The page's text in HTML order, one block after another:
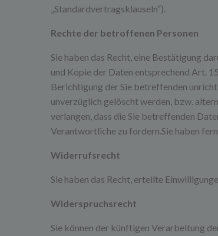
„Standardvertragsklauseln“).
Rechte der betroffenen Personen
Sie haben das Recht, eine Bestätigung
und Kopie der Daten entsprechend Art.
Berichtigung der Sie betreffenden
unverzüglich gelöscht werden, bzw.
verlangen, dass die Sie betreffenden
Verantwortliche zu fordern.Sie haben
Widerrufsrecht
Sie haben das Recht, erteilte
Widerspruchsrecht
Sie können der künftigen Verarbeitung